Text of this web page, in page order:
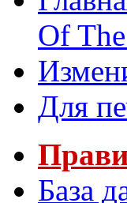
Of
Для
База